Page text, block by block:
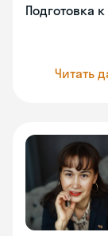
Подготовка к
Читать